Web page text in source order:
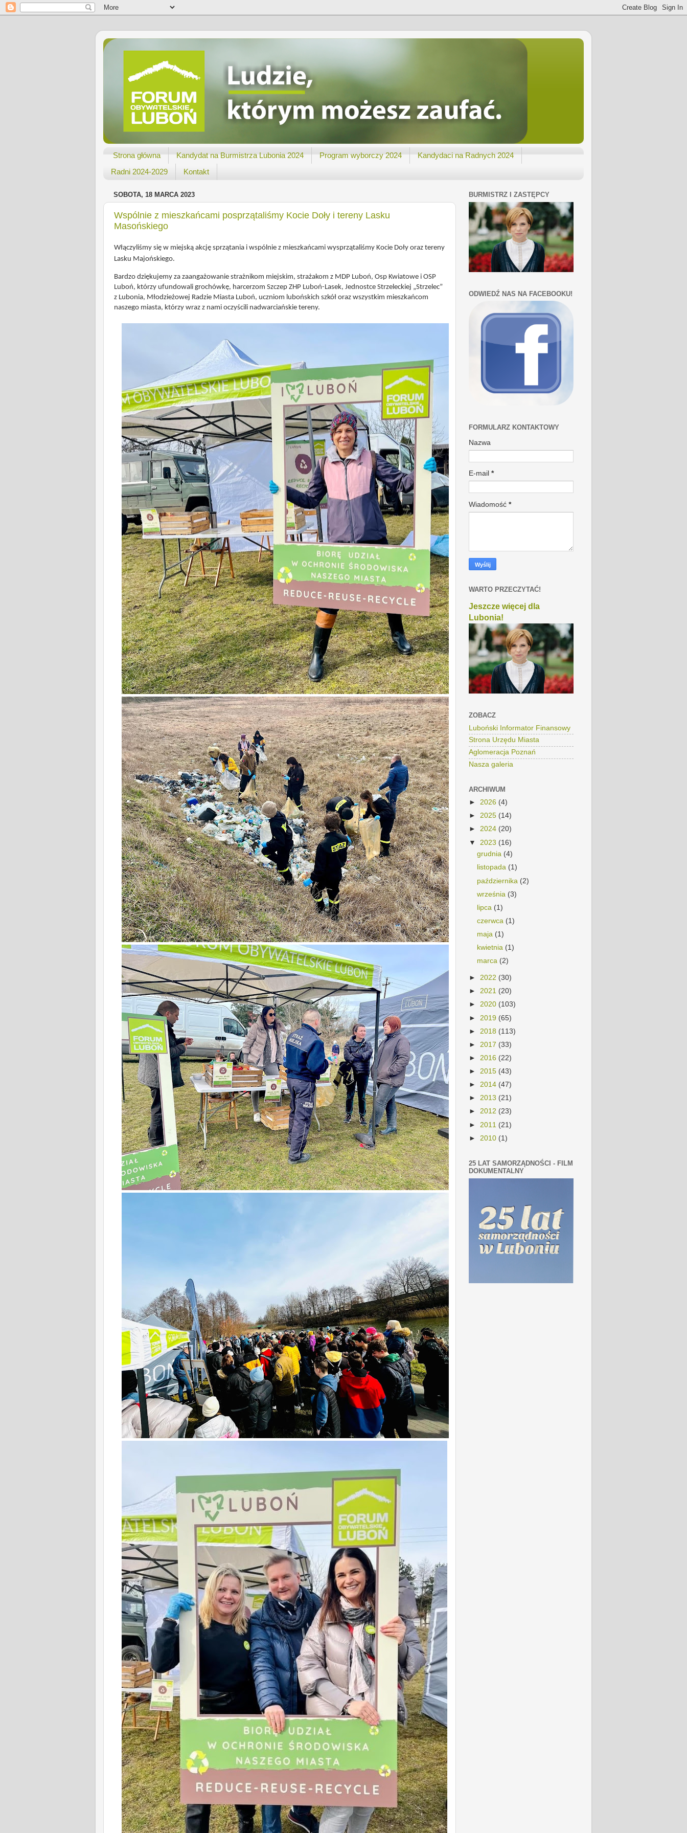
Strona główna Kandydat na Burmistrza Lubonia 2024 Program wyborczy 2024
Kandydaci na Radnych 2024
Radni 2024-2029
Kontakt
SOBOTA, 18 MARCA 2023
Wspólnie z mieszkańcami posprzątaliśmy Kocie Doły i tereny Lasku
Masońskiego
Włączyliśmy się w miejską akcję sprzątania i wspólnie z mieszkańcami wysprzątaliśmy Kocie Doły oraz tereny
Lasku Majońskiego.
Bardzo dziękujemy za zaangażowanie strażnikom miejskim, strażakom z MDP Luboń, Osp Kwiatowe i OSP
Luboń, którzy ufundowali grochówkę, harcerzom Szczep ZHP Luboń-Lasek, Jednostce Strzeleckiej „Strzelec”
z Lubonia, Młodzieżowej Radzie Miasta Luboń, uczniom lubońskich szkół oraz wszystkim mieszkańcom
naszego miasta, którzy wraz z nami oczyścili nadwarciańskie tereny.
BURMISTRZ I ZASTĘPCY
ODWIEDŹ NAS NA FACEBOOKU!
FORMULARZ KONTAKTOWY
Nazwa
E-mail *
Wiadomość *
WARTO PRZECZYTAĆ!
Jeszcze więcej dla
Lubonia!
ZOBACZ
Luboński Informator Finansowy
Strona Urzędu Miasta
Aglomeracja Poznań
Nasza galeria
ARCHIWUM
► 2026 (4)
► 2025 (14)
► 2024 (20)
▼ 2023 (16)
grudnia (4)
listopada (1)
października (2)
września (3)
lipca (1)
czerwca (1)
maja (1)
kwietnia (1)
marca (2)
► 2022 (30)
► 2021 (20)
► 2020 (103)
► 2019 (65)
► 2018 (113)
► 2017 (33)
► 2016 (22)
► 2015 (43)
► 2014 (47)
► 2013 (21)
► 2012 (23)
► 2011 (21)
► 2010 (1)
25 LAT SAMORZĄDNOŚCI - FILM
DOKUMENTALNY